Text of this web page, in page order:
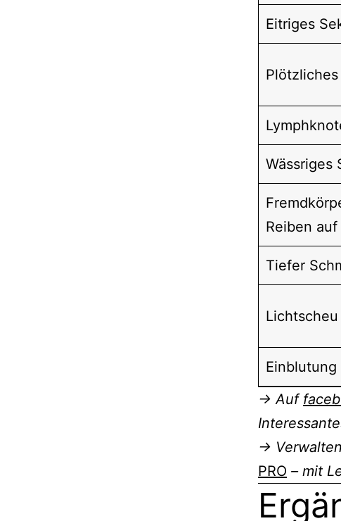
Eitriges
Wässriges
Reiben
Tiefer
Lichtscheu
Einblutung
→ Auf
→
PRO – mit